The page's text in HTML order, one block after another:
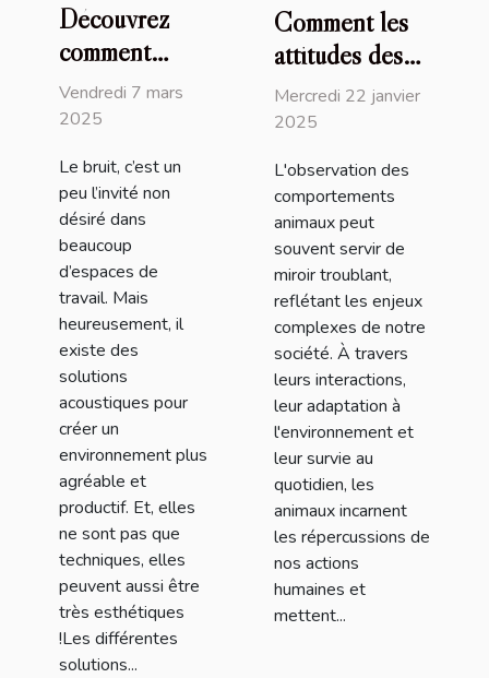
Découvrez
comment
insonoriser
vos bureaux
solutions
acoustiques !
Vendredi 7 mars
2025
Le bruit, c’est un
peu l’invité non
désiré dans
beaucoup
d’espaces de
travail. Mais
heureusement, il
existe des
solutions
acoustiques pour
créer un
environnement plus
agréable et
productif. Et, elles
ne sont pas que
techniques, elles
peuvent aussi être
très esthétiques
!Les différentes
solutions...
Comment les
attitudes des
animaux
reflètent les
sociétales
actuelles
Mercredi 22 janvier
2025
L'observation des
comportements
animaux peut
souvent servir de
miroir troublant,
reflétant les enjeux
complexes de notre
société. À travers
leurs interactions,
leur adaptation à
l'environnement et
leur survie au
quotidien, les
animaux incarnent
les répercussions de
nos actions
humaines et
mettent...